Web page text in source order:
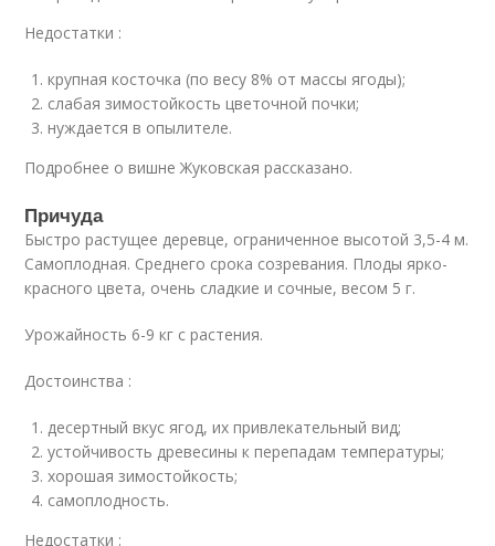
Недостатки :
крупная косточка (по весу 8% от массы ягоды);
слабая зимостойкость цветочной почки;
нуждается в опылителе.
Подробнее о вишне Жуковская рассказано.
Причуда
Быстро растущее деревце, ограниченное высотой 3,5-4 м.
Самоплодная. Среднего срока созревания. Плоды ярко-
красного цвета, очень сладкие и сочные, весом 5 г.
Урожайность 6-9 кг с растения.
Достоинства :
десертный вкус ягод, их привлекательный вид;
устойчивость древесины к перепадам температуры;
хорошая зимостойкость;
самоплодность.
Недостатки :